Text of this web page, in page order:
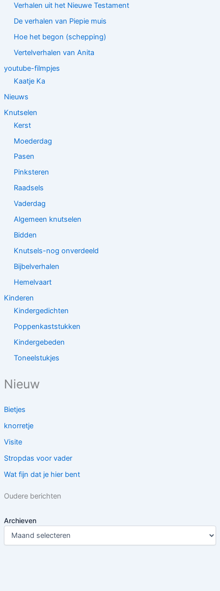
Verhalen uit het Nieuwe Testament
De verhalen van Piepie muis
Hoe het begon (schepping)
Vertelverhalen van Anita
youtube-filmpjes
Kaatje Ka
Nieuws
Knutselen
Kerst
Moederdag
Pasen
Pinksteren
Raadsels
Vaderdag
Algemeen knutselen
Bidden
Knutsels-nog onverdeeld
Bijbelverhalen
Hemelvaart
Kinderen
Kindergedichten
Poppenkaststukken
Kindergebeden
Toneelstukjes
Nieuw
Bietjes
knorretje
Visite
Stropdas voor vader
Wat fijn dat je hier bent
Oudere berichten
Archieven